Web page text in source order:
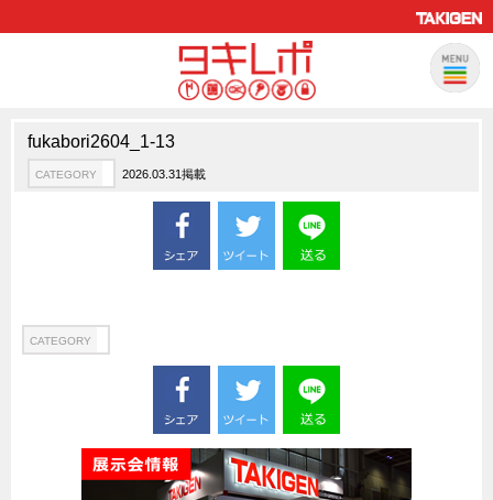
CATEGORY
新製品ロケットニュース
ハイセキュリティ錠前TAKシリーズ
CFRP（炭素繊維強化プラスチック）
ソリューション
fukabori2604_1-13
CATEGORY 2026.03.31掲載
CATEGORY